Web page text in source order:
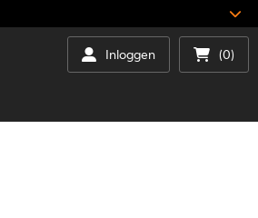
Inloggen (0)